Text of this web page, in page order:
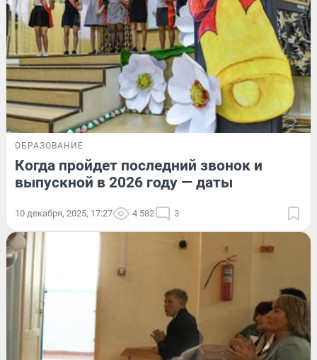
ОБРАЗОВАНИЕ
Когда пройдет последний звонок и
выпускной в 2026 году — даты
10 декабря, 2025, 17:27 4 582 3